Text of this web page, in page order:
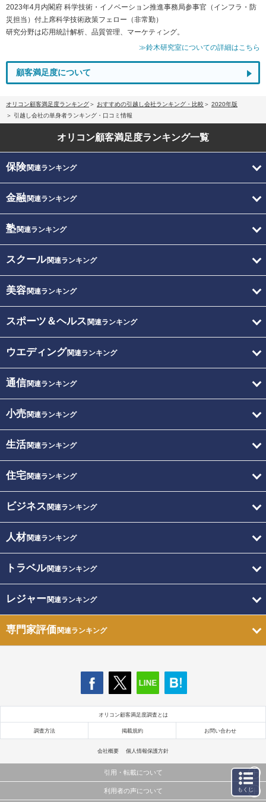
2023年4月内閣府 科学技術・イノベーション推進事務局参事官（インフラ・防
災担当）付上席科学技術政策フェロー（非常勤）
研究分野は応用統計解析、品質管理、マーケティング。
≫鈴木研究室についての詳細はこちら
顧客満足度について
オリコン顧客満足度ランキング おすすめの引越し会社ランキング・比較
2020年版
引越し会社の単身者ランキング・口コミ情報
オリコン顧客満足度ランキング一覧
保険関連ランキング
金融関連ランキング
塾関連ランキング
スクール関連ランキング
美容関連ランキング
スポーツ＆ヘルス 関連ランキング
ウエディング関連ランキング
通信関連ランキング
小売関連ランキング
生活関連ランキング
住宅関連ランキング
ビジネス 関連ランキング
人材関連ランキング
トラベル関連ランキング
レジャー関連ランキング
専門家評価関連ランキング
オリコン顧客満足度調査とは
調査方法 掲載規約 お問い合わせ
会社概要 個人情報保護方針
引用・転載について
当サイトで公開されている情報（文字、写真、イラスト、画像データ等）及びこれらの配置・
利用者の声について もくじ